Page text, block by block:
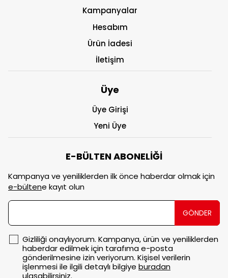
Kampanyalar
Hesabım
Ürün İadesi
İletişim
Üye
Üye Girişi
Yeni Üye
E-BÜLTEN ABONELİĞİ
Kampanya ve yeniliklerden ilk önce haberdar olmak için
e-bültene kayıt olun
GÖNDER
Gizliliği onaylıyorum. Kampanya, ürün ve yeniliklerden
haberdar edilmek için tarafıma e-posta
gönderilmesine izin veriyorum. Kişisel verilerin
işlenmesi ile ilgili detaylı bilgiye buradan
ulaşabilirsiniz.